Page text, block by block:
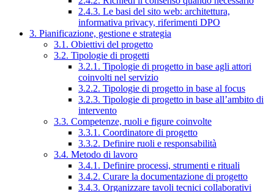
2.4.3. Le basi del sito web: architettura,
informativa privacy, riferimenti DPO
3. Pianificazione, gestione e strategia
3.1. Obiettivi del progetto
3.2. Tipologie di progetti
3.2.1. Tipologie di progetto in base agli attori
coinvolti nel servizio
3.2.2. Tipologie di progetto in base al focus
3.2.3. Tipologie di progetto in base all’ambito di
intervento
3.3. Competenze, ruoli e figure coinvolte
3.3.1. Coordinatore di progetto
3.3.2. Definire ruoli e responsabilità
3.4. Metodo di lavoro
3.4.1. Definire processi, strumenti e rituali
3.4.2. Curare la documentazione di progetto
3.4.3. Organizzare tavoli tecnici collaborativi